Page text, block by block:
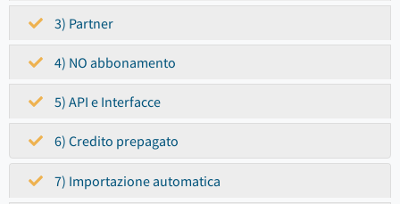
3) Partner
4) NO abbonamento
5) API e Interfacce
6) Credito prepagato
7) Importazione automatica